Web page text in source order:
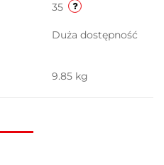
35
Duża dostępność
9.85 kg